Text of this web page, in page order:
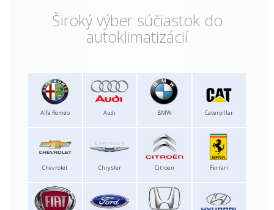
Široký výber súčiastok do
autoklimatizácií
Alfa Romeo Audi BMW Caterpillar
Chevrolet Chrysler Citroen Ferrari